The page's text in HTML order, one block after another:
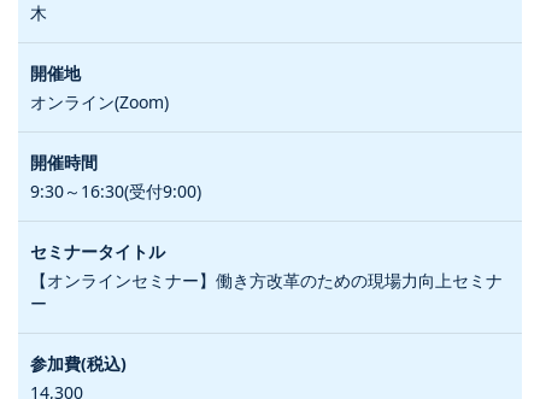
木
オンライン(Zoom)
9:30～16:30(受付9:00)
【オンラインセミナー】働き方改革のための現場力向上セミナ
ー
14,300